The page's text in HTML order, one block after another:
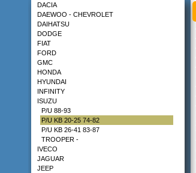
ΤΕΜΠΕΛΗΣ
FORD MONDEO 00-07
ΚΟΤΣΑΔΟΡΟΣ
HONDA ACCORD 92-95
DACIA
DAEWOO - CHEVROLET
DAIHATSU
DODGE
FIAT
FORD
GMC
HONDA
HYUNDAI
INFINITY
ISUZU
P/U 88-93
P/U KB 20-25 74-82
P/U KB 26-41 83-87
TROOPER -
IVECO
JAGUAR
JEEP